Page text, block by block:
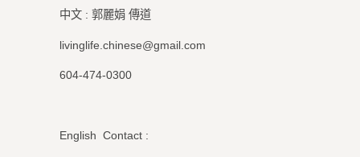
中文 : 郭麗娟 傳道
livinglife.chinese@gmail.com
604-474-0300
English Contact :